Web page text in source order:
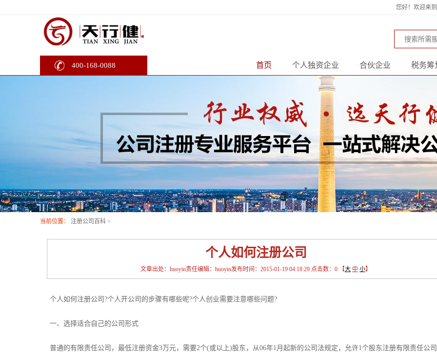
您好！欢迎来
400-168-0088 税务筹
合伙企业
个人独资企业
首页
当前位置： 注册公司百科 >
个人如何注册公司
文章出处：huoyin责任编辑：huoyin发布时间：2015-01-19 04:18:29 点击数： 0 【大 中 小】
个人如何注册公司?个人开公司的步骤有哪些呢?个人创业需要注意哪些问题?
一、选择适合自己的公司形式
普通的有限责任公司，最低注册资金3万元，需要2个(或以上)股东，从06年1月起新的公司法规定，允许1个股东注册有限责任公